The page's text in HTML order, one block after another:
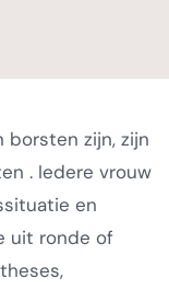
borsten zijn, zijn
. Iedere vrouw
en
uit ronde of